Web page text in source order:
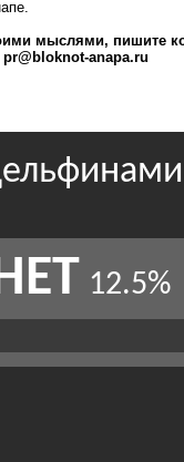
мыслями, пишите
pr@bloknot-anapa.ru